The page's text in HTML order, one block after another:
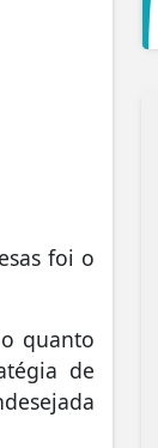
foi o
quanto
de